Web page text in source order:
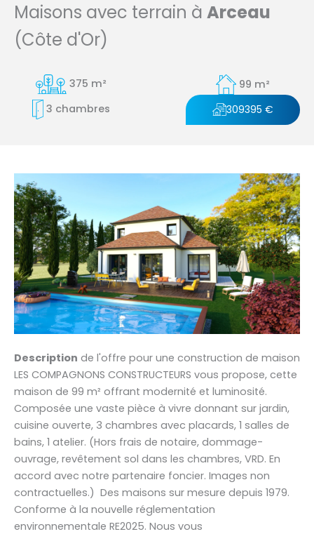
Maisons avec terrain à Arceau
(Côte d'Or)
375 m²
99 m²
3 chambres
309395 €
Description de l'offre pour une construction de maison
LES COMPAGNONS CONSTRUCTEURS vous propose, cette
maison de 99 m² offrant modernité et luminosité.
Composée une vaste pièce à vivre donnant sur jardin,
cuisine ouverte, 3 chambres avec placards, 1 salles de
bains, 1 atelier. (Hors frais de notaire, dommage-
ouvrage, revêtement sol dans les chambres, VRD. En
accord avec notre partenaire foncier. Images non
contractuelles.) Des maisons sur mesure depuis 1979.
Conforme à la nouvelle réglementation
environnementale RE2025. Nous vous